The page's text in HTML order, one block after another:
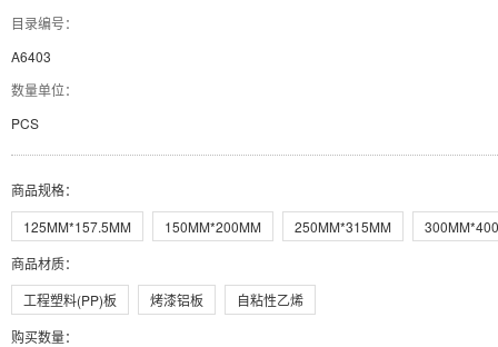
目录编号：
A6403
数量单位：
PCS
商品规格：
125MM*157.5MM
150MM*200MM 250MM*315MM
商品材质：
工程塑料(PP)板
烤漆铝板
自粘性乙烯
购买数量：